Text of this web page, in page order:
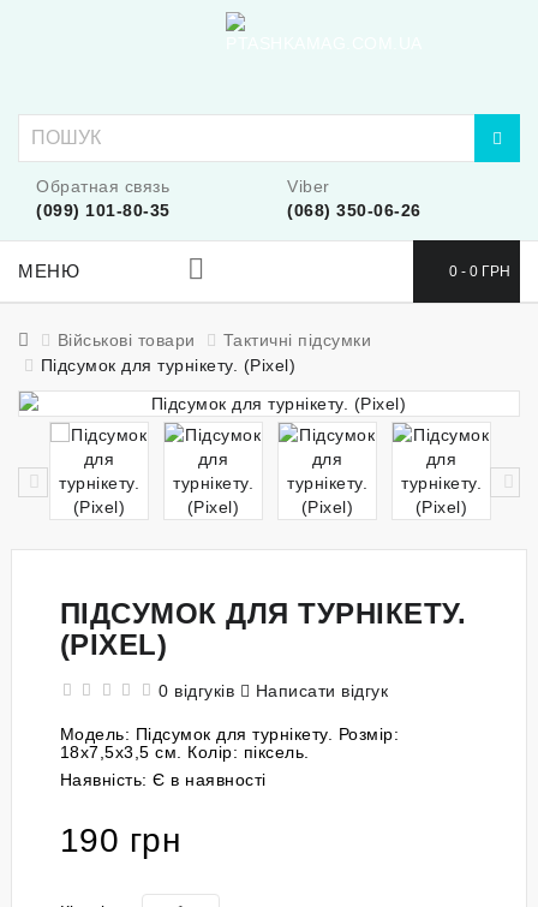
Обратная связь
(099) 101-80-35
Viber
(068) 350-06-26
0 - 0 ГРН
МЕНЮ
Військові товари
Тактичні підсумки
Підсумок для турнікету. (Pixel)
ПІДСУМОК ДЛЯ ТУРНІКЕТУ.
(PIXEL)
0 відгуків Написати відгук
Модель: Підсумок для турнікету. Розмір:
18x7,5x3,5 см. Колір: піксель.
Наявність: Є в наявності
190 грн